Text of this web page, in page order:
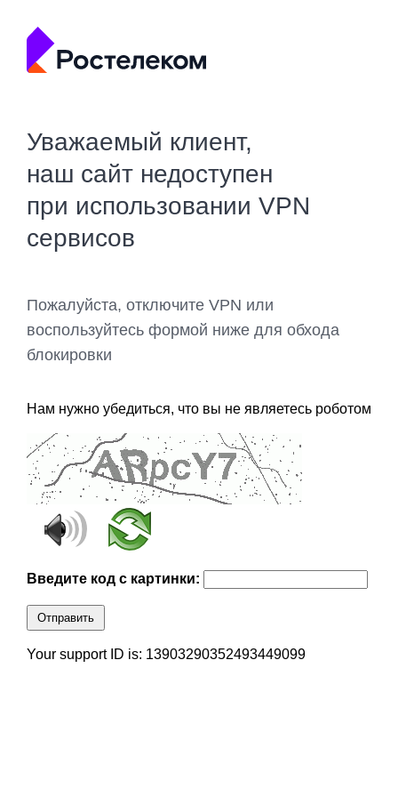
Уважаемый клиент,
наш сайт недоступен
при использовании VPN
сервисов
Пожалуйста, отключите VPN или
воспользуйтесь формой ниже для обхода
блокировки
Нам нужно убедиться, что вы не являетесь роботом
Введите код с картинки:
Отправить
Your support ID is: 13903290352493449099